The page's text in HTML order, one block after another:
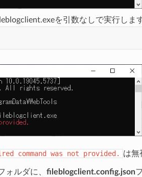
を引数なしで実行します
command was not provided. は無
ォルダに、 fileblogclient.config.json